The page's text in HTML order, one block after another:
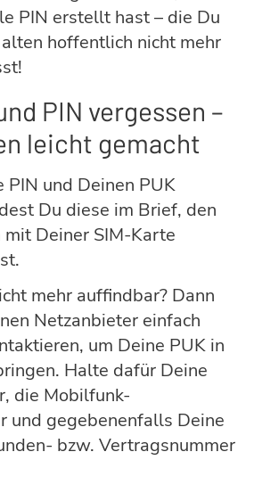
PIN erstellt hast – die Du
hoffentlich nicht mehr
PIN vergessen –
leicht gemacht
PIN und Deinen PUK
Du diese im Brief, den
mit Deiner SIM-Karte
mehr auffindbar? Dann
Netzanbieter einfach
um Deine PUK in
Halte dafür Deine
die Mobilfunk-
und gegebenenfalls Deine
bzw. Vertragsnummer